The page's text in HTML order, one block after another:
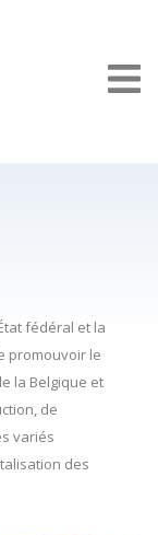
fédéral et la
promouvoir le
la Belgique et
de
variés
des